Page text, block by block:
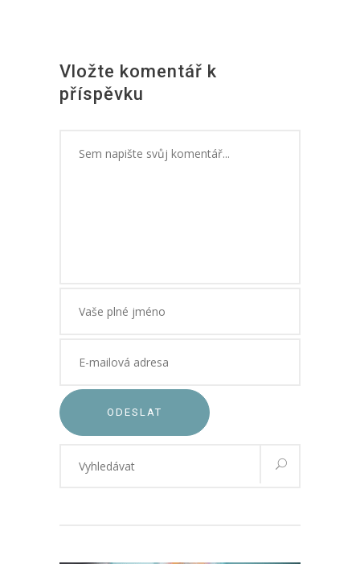
Vložte komentář k
příspěvku
ODESLAT